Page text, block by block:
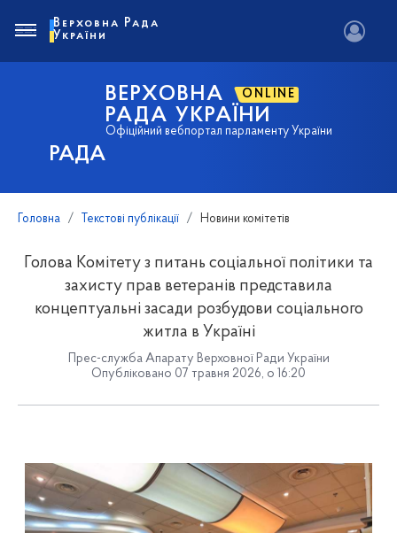
РАДА
ВЕРХОВНА ONLINE
РАДА УКРАЇНИ
Офіційний вебпортал парламенту України
Верховна Рада
України
Головна Текстові публікації Новини комітетів
Голова Комітету з питань соціальної політики та
захисту прав ветеранів представила
концептуальні засади розбудови соціального
житла в Україні
Прес-служба Апарату Верховної Ради України
Опубліковано 07 травня 2026, о 16:20